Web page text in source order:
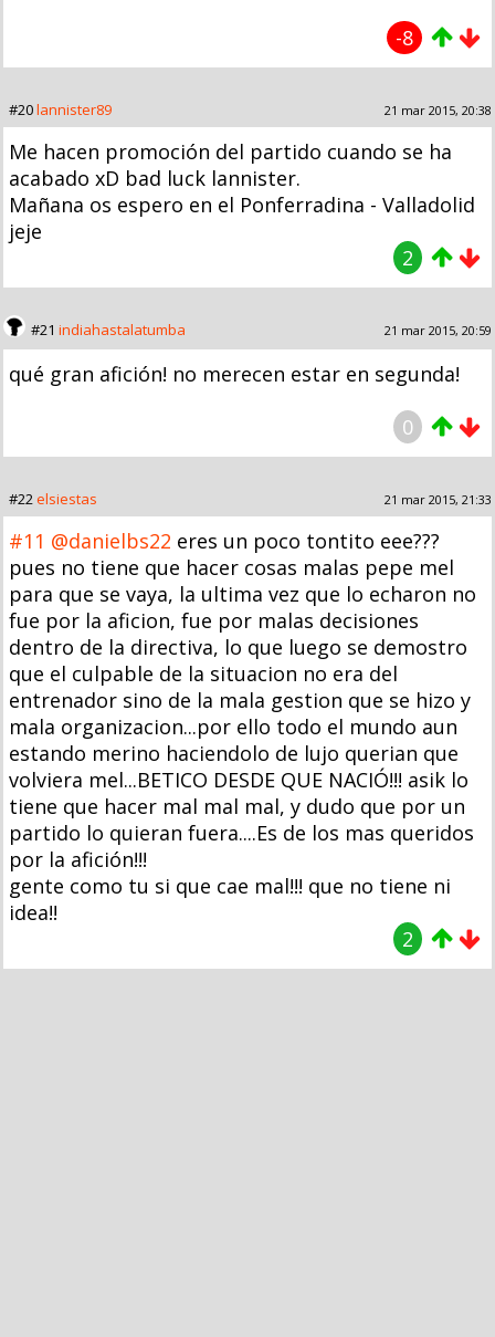
-8
#20lannister89 21 mar 2015, 20:38
Me hacen promoción del partido cuando se ha
acabado xD bad luck lannister.
Mañana os espero en el Ponferradina - Valladolid
jeje
2
#21 indiahastalatumba 21 mar 2015, 20:59
qué gran afición! no merecen estar en segunda!
0
#22elsiestas 21 mar 2015, 21:33
#11 @danielbs22 eres un poco tontito eee???
pues no tiene que hacer cosas malas pepe mel
para que se vaya, la ultima vez que lo echaron no
fue por la aficion, fue por malas decisiones
dentro de la directiva, lo que luego se demostro
que el culpable de la situacion no era del
entrenador sino de la mala gestion que se hizo y
mala organizacion...por ello todo el mundo aun
estando merino haciendolo de lujo querian que
volviera mel...BETICO DESDE QUE NACIÓ!!! asik lo
tiene que hacer mal mal mal, y dudo que por un
partido lo quieran fuera....Es de los mas queridos
por la afición!!!
gente como tu si que cae mal!!! que no tiene ni
idea!!
2